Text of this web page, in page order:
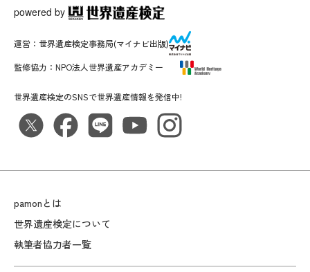
powered by
pamonとは
世界遺産検定について
執筆者協力者一覧
世界遺産検定のSNSで世界遺産情報を発信中!
運営： 世界遺産検定事務局(マイナビ出版)
監修協力： NPO法人世界遺産アカデミー